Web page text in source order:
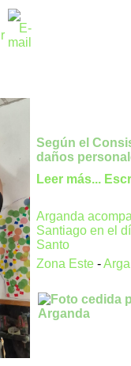
Según el
daños
Leer más...
Arganda
Santiago en el
Santo
Zona Este -